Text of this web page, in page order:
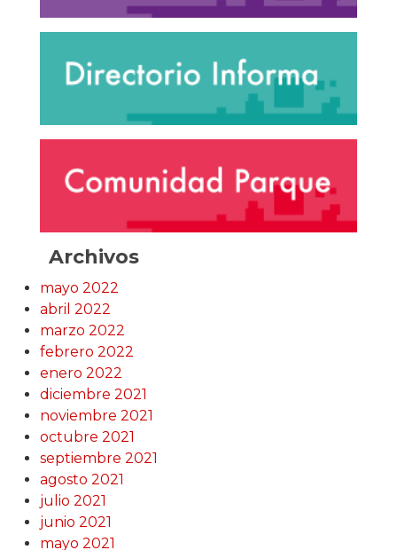
Archivos
mayo 2022
abril 2022
marzo 2022
febrero 2022
enero 2022
diciembre 2021
noviembre 2021
octubre 2021
septiembre 2021
agosto 2021
julio 2021
junio 2021
mayo 2021